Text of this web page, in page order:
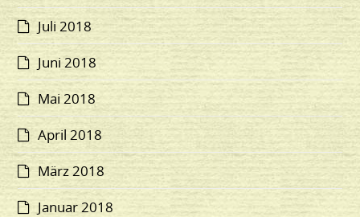
Juli 2018
Juni 2018
Mai 2018
April 2018
März 2018
Januar 2018